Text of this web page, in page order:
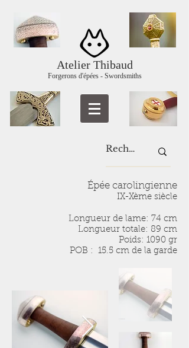
Atelier Thibaud
Forgerons d'épées - Swordsmiths
Épée carolingienne
IX-Xème siècle
Longueur de lame: 74 cm
Longueur totale: 89 cm
Poids: 1090 gr
POB : 15.5 cm de la garde